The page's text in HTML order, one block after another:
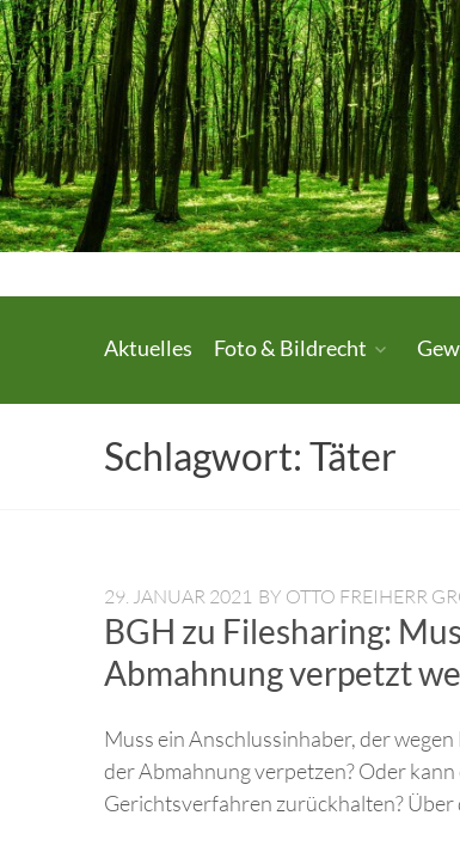
Skip
to
content
Urheberrecht.
Medienrecht.
gewerbl.
Rechtsschutz.
Aktuelles Foto & Bildrecht
Schlagwort: Täter
29. JANUAR 2021 BY OTTO FREIHERR
BGH zu Filesharing:
Abmahnung verpetzt
Muss ein Anschlussinhaber, der
der Abmahnung verpetzen? Oder
Gerichtsverfahren zurückhalten? Über